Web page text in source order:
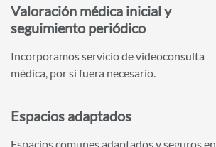
Valoración médica inicial y
seguimiento periódico
Incorporamos servicio de videoconsulta
médica, por si fuera necesario.
Espacios adaptados
Espacios comunes adaptados y seguros en